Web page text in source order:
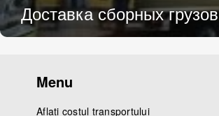
Доставка сборных грузов
Menu
Aflați costul transportului